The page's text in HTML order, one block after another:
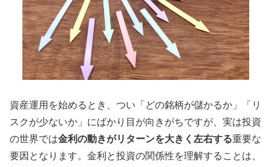
資産運用を始めるとき、つい「どの銘柄が儲かるか」「リ
スクが少ないか」にばかり目が向きがちですが、実は投資
の世界では金利の動きがリターンを大きく左右する重要な
要因となります。金利と投資の関係性を理解することは、